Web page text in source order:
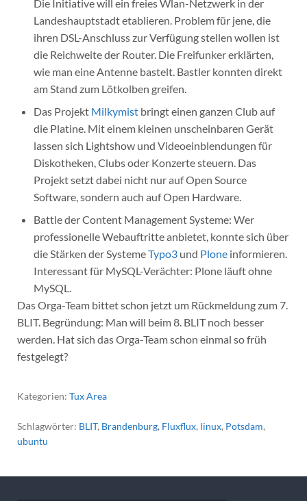
Die Initiative will ein freies Wlan-Netzwerk in der
Landeshauptstadt etablieren. Problem für jene, die
ihren DSL-Anschluss zur Verfügung stellen wollen ist
die Reichweite der Router. Die Freifunker erklärten,
wie man eine Antenne bastelt. Bastler konnten direkt
am Stand zum Lötkolben greifen.
Das ProjektMilkymistbringt einen ganzen Club auf
die Platine. Mit einem kleinen unscheinbaren Gerät
lassen sich Lightshow und Videoeinblendungen für
Diskotheken, Clubs oder Konzerte steuern. Das
Projekt setzt dabei nicht nur auf Open Source
Software, sondern auch auf Open Hardware.
Battle der Content Management Systeme: Wer
professionelle Webauftritte anbietet, konnte sich über
die Stärken der SystemeTypo3und Ploneinformieren.
Interessant für MySQL-Verächter: Plone läuft ohne
MySQL.
Das Orga-Team bittet schon jetzt um Rückmeldung zum 7.
BLIT. Begründung: Man will beim 8. BLIT noch besser
werden. Hat sich das Orga-Team schon einmal so früh
festgelegt?
Kategorien: Tux Area
Schlagwörter: BLIT, Brandenburg, Fluxflux, linux, Potsdam,
ubuntu